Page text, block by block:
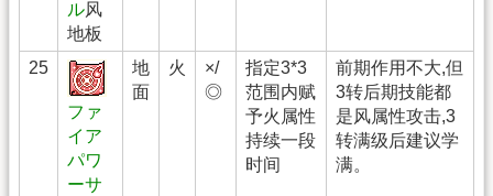
ル风
地板
25
ファ
イア
パワ
ーサ
地
面
火
×/
◎
指定3*3
范围内赋
予火属性
持续一段
时间
前期作用不大,但
3转后期技能都
是风属性攻击,3
转满级后建议学
满。